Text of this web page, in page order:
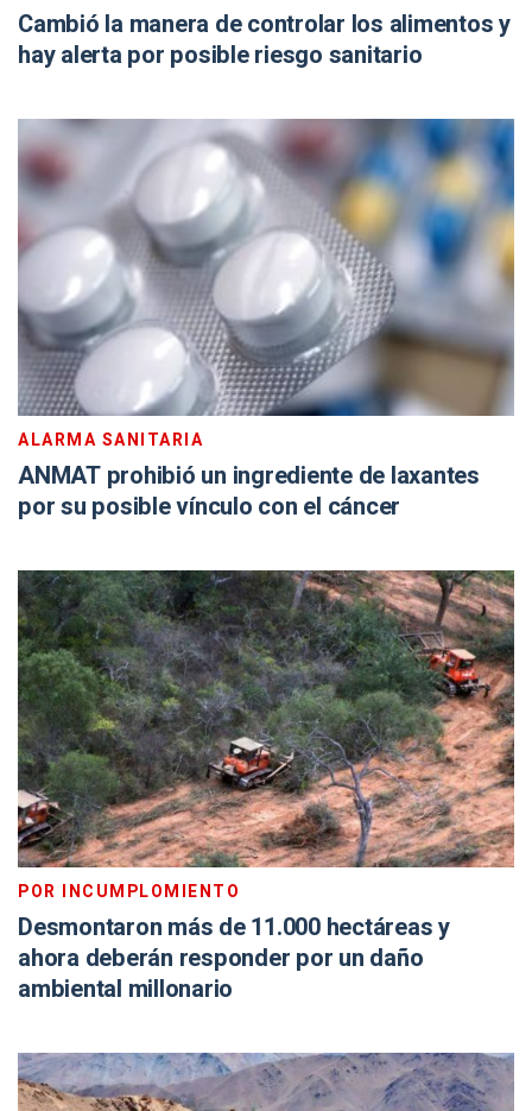
Cambió la manera de controlar los alimentos y
hay alerta por posible riesgo sanitario
ALARMA SANITARIA
ANMAT prohibió un ingrediente de laxantes
por su posible vínculo con el cáncer
POR INCUMPLOMIENTO
Desmontaron más de 11.000 hectáreas y
ahora deberán responder por un daño
ambiental millonario